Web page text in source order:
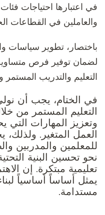
في اعتبارها احتياجات
والعاملين في القطاعات
باختصار، تطوير سياسات
لضمان توفير فرص
التعليم والتدريب المستمر
في الختام، يجب أن
التعليم المستمر من
وتعزيز المهارات التي
العمل المتغير. ولذلك،
للمعلمين والمدربين
نحو تحسين البنية
تعليمية مبتكرة. إن
يمثل أساساً أساسياً
مستدامة.